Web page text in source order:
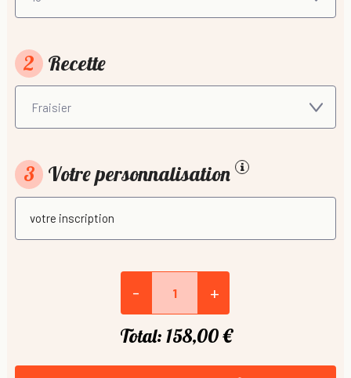
2 Recette
3 Votre personnalisation
- +
Total: 158,00 €